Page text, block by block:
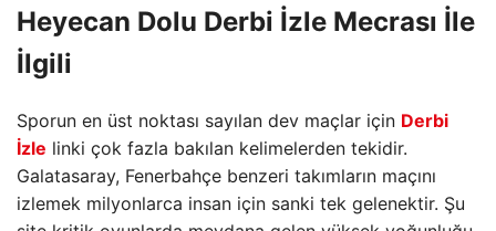
Heyecan Dolu Derbi İzle Mecrası İle
İlgili
Sporun en üst noktası sayılan dev maçlar için Derbi
İzle linki çok fazla bakılan kelimelerden tekidir.
Galatasaray, Fenerbahçe benzeri takımların maçını
izlemek milyonlarca insan için sanki tek gelenektir. Şu